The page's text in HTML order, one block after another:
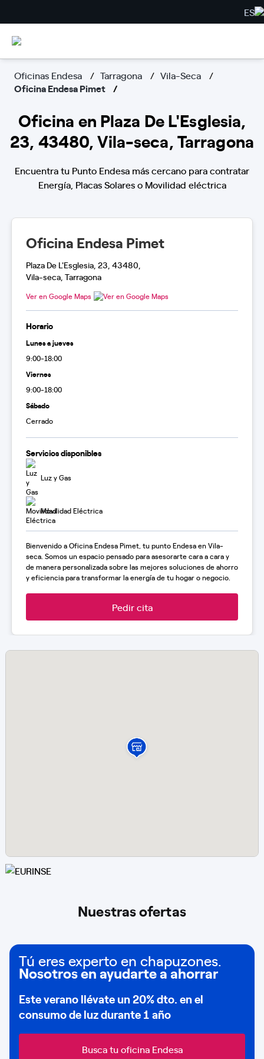
ES
Oficinas Endesa Tarragona
Vila-Seca
Oficina Endesa Pimet
Oficina en Plaza De L'Esglesia,
23, 43480, Vila-seca, Tarragona
Encuentra tu Punto Endesa más cercano para contratar
Energía, Placas Solares o Movilidad eléctrica
Oficina Endesa Pimet
Plaza De L'Esglesia, 23, 43480,
Vila-seca, Tarragona
Ver en Google Maps
Horario
Lunes a jueves
9:00-18:00
Viernes
9:00-18:00
Sábado
Cerrado
Servicios disponibles
Luz y Gas
Movilidad Eléctrica
Bienvenido a Oficina Endesa Pimet, tu punto Endesa en Vila-
seca. Somos un espacio pensado para asesorarte cara a cara y
de manera personalizada sobre las mejores soluciones de ahorro
y eficiencia para transformar la energía de tu hogar o negocio.
Pedir cita
Nuestras ofertas
Tú eres experto en chapuzones.
Nosotros en ayudarte a ahorrar
Este verano llévate un20% dto. en el
consumo deluz durante 1 año
Busca tu oficina Endesa